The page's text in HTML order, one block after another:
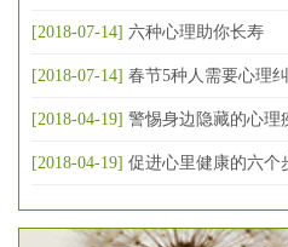
[2018-07-14] 六种心理助你长寿
[2018-07-14] 春节5种人需要心理
[2018-04-19] 警惕身边隐藏的心理
[2018-04-19] 促进心里健康的六个